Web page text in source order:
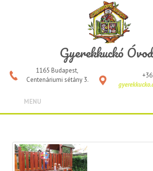
Gyerekkuckó
1165 Budapest,
Centenáriumi sétány 3.
MENU